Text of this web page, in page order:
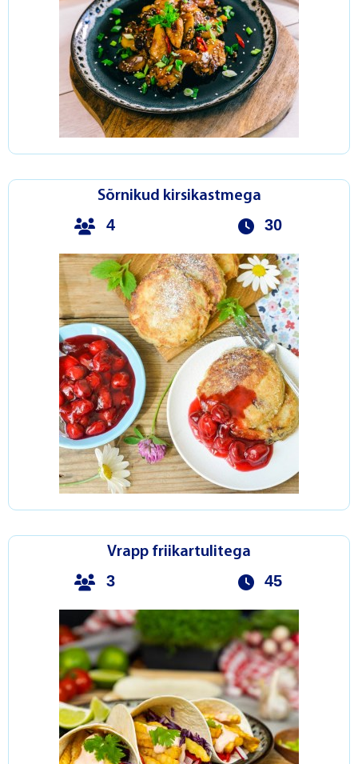
Sõrnikud kirsikastmega
4 30
Vrapp friikartulitega
3 45